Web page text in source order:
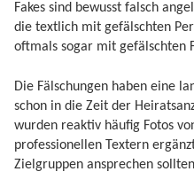
Fakes sind bewusst falsch
die textlich mit gefälschten
oftmals sogar mit gefälschten
Die Fälschungen haben eine
schon in die Zeit der
wurden reaktiv häufig Fotos
professionellen Textern
Zielgruppen ansprechen